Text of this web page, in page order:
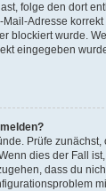
folge den dort
Adresse
blockiert wurde.
eingegeben
Prüfe
dies der Fall
dass du